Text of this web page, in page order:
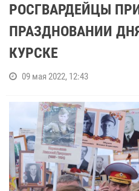
РОСГВАРДЕЙЦЫ
ПРАЗДНОВАНИИ
КУРСКЕ
09 мая 2022, 12:43